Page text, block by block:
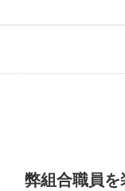
弊組合職員